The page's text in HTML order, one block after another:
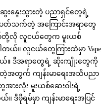
းနွေးသွားတဲ့ ပညာရှင်တွေရဲ့
ပတ်သက်တဲ့ အကြောင်းအရာတွေ
ာ်တို့လို လူငယ်တွေက မူးယစ်
ါတယ်။ လူငယ်တွေကြားထဲမှာ Vape
ယ်။ ဒီအရာတွေရဲ့ ဆိုးကျိုးတွေကို
တဲ့အတွက် ကျန်းမာရေးအသိပညာ
ားလုံး မူးယစ်ဆေးဝါးရဲ့
ဒီဖိုရမ်မှာ ကျန်းမာရေးအပြင်